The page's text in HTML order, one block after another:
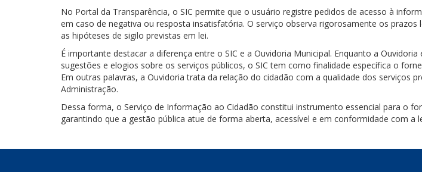
No Portal da Transparência, o SIC permite que o usuário registre pedidos de acesso à
em caso de negativa ou resposta insatisfatória. O serviço observa rigorosamente os
as hipóteses de sigilo previstas em lei.
É importante destacar a diferença entre o SIC e a Ouvidoria Municipal. Enquanto a
sugestões e elogios sobre os serviços públicos, o SIC tem como finalidade específica o
Em outras palavras, a Ouvidoria trata da relação do cidadão com a qualidade dos serviços
Administração.
Dessa forma, o Serviço de Informação ao Cidadão constitui instrumento essencial para o
garantindo que a gestão pública atue de forma aberta, acessível e em conformidade com a